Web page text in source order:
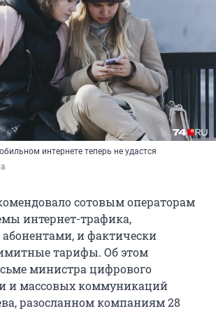
интернете теперь не удастся
сотовым операторам
интернет-трафика,
абонентами, и фактически
тарифы. Об этом
министра цифрового
и массовых коммуникаций
разосланном компаниям 28